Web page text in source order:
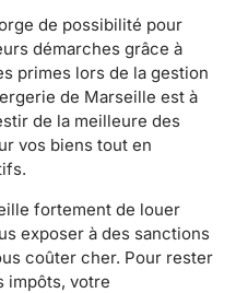
de possibilité pour
démarches grâce à
primes lors de la gestion
de Marseille est à
de la meilleure des
vos biens tout en
fortement de louer
exposer à des sanctions
coûter cher. Pour rester
impôts, votre